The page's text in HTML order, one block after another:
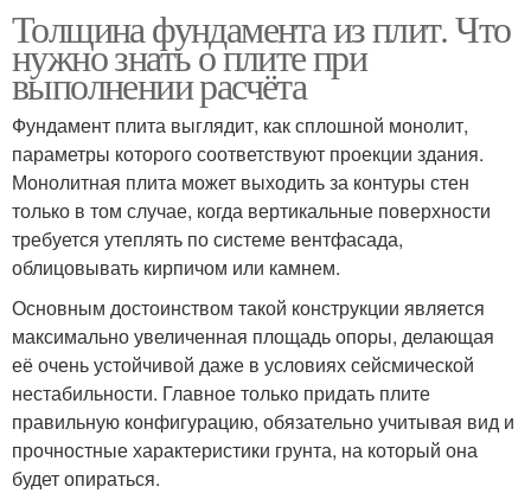
Толщина фундамента из плит. Что
нужно знать о плите при
выполнении расчёта
Фундамент плита выглядит, как сплошной монолит,
параметры которого соответствуют проекции здания.
Монолитная плита может выходить за контуры стен
только в том случае, когда вертикальные поверхности
требуется утеплять по системе вентфасада,
облицовывать кирпичом или камнем.
Основным достоинством такой конструкции является
максимально увеличенная площадь опоры, делающая
её очень устойчивой даже в условиях сейсмической
нестабильности. Главное только придать плите
правильную конфигурацию, обязательно учитывая вид и
прочностные характеристики грунта, на который она
будет опираться.